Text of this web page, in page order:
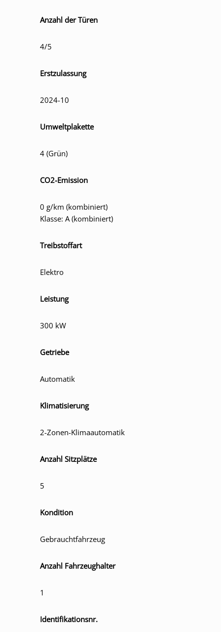
Anzahl der Türen
4/5
Erstzulassung
2024-10
Umweltplakette
4 (Grün)
CO2-Emission
0 g/km (kombiniert)
Klasse: A (kombiniert)
Treibstoffart
Elektro
Leistung
300 kW
Getriebe
Automatik
Klimatisierung
2-Zonen-Klimaautomatik
Anzahl Sitzplätze
5
Kondition
Gebrauchtfahrzeug
Anzahl Fahrzeughalter
1
Identifikationsnr.